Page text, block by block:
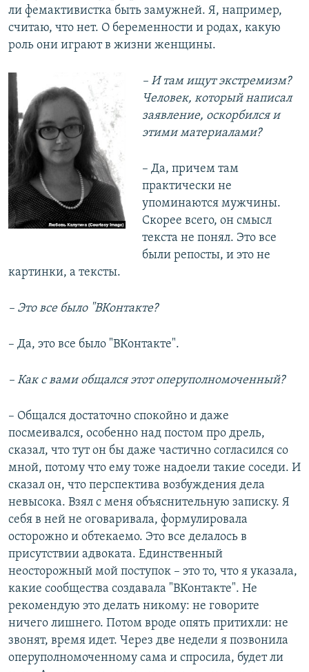
ли фемактивистка быть замужней. Я, например,
считаю, что нет. О беременности и родах, какую
роль они играют в жизни женщины.
– И там ищут экстремизм?
Человек, который написал
заявление, оскорбился и
этими материалами?
– Да, причем там
практически не
упоминаются мужчины.
Скорее всего, он смысл
текста не понял. Это все
были репосты, и это не
картинки, а тексты.
– Это все было "ВКонтакте?
– Да, это все было "ВКонтакте".
– Как с вами общался этот оперуполномоченный?
– Общался достаточно спокойно и даже
посмеивался, особенно над постом про дрель,
сказал, что тут он бы даже частично согласился со
мной, потому что ему тоже надоели такие соседи. И
сказал он, что перспектива возбуждения дела
невысока. Взял с меня объяснительную записку. Я
себя в ней не оговаривала, формулировала
осторожно и обтекаемо. Это все делалось в
присутствии адвоката. Единственный
неосторожный мой поступок – это то, что я указала,
какие сообщества создавала "ВКонтакте". Не
рекомендую это делать никому: не говорите
ничего лишнего. Потом вроде опять притихли: не
звонят, время идет. Через две недели я позвонила
оперуполномоченному сама и спросила, будет ли